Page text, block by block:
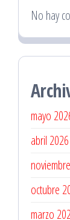
No hay
mayo
abril 2026
octubre
marzo